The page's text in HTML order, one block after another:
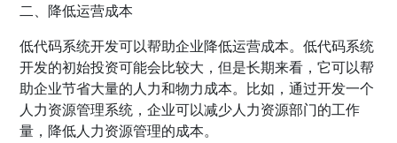
二、降低运营成本
低代码系统开发可以帮助企业降低运营成本。低代码系统
开发的初始投资可能会比较大，但是长期来看，它可以帮
助企业节省大量的人力和物力成本。比如，通过开发一个
人力资源管理系统，企业可以减少人力资源部门的工作
量，降低人力资源管理的成本。